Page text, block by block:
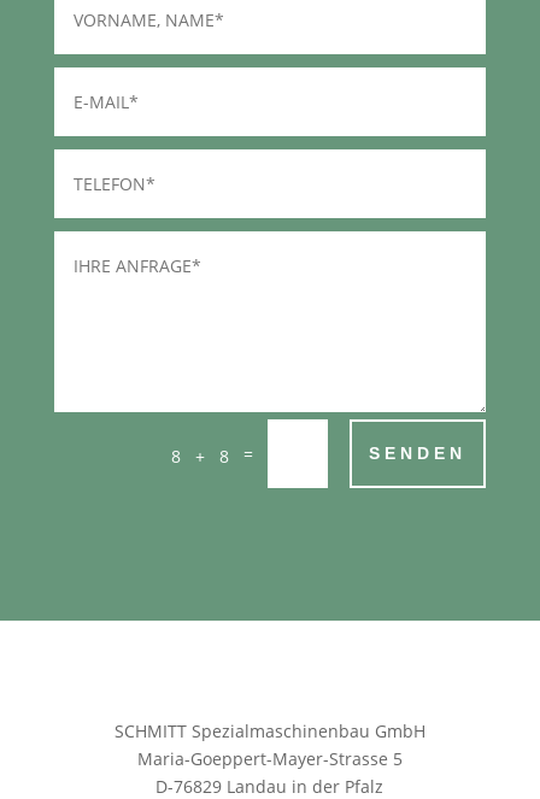
8 + 8 = SENDEN
SCHMITT Spezialmaschinenbau GmbH
Maria-Goeppert-Mayer-Strasse 5
D-76829 Landau in der Pfalz